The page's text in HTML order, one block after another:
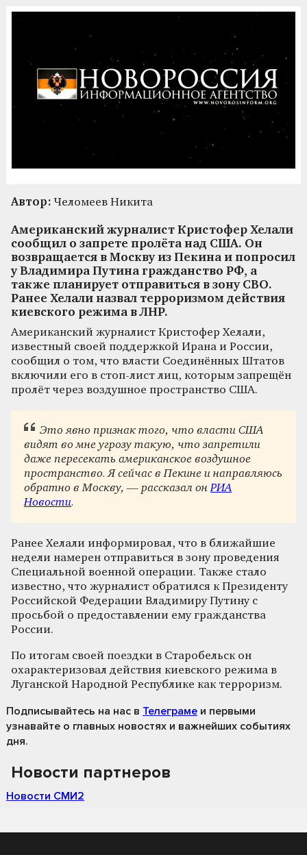
Автор: Челомеев Никита
Американский журналист Кристофер Хелали
сообщил о запрете пролёта над США. Он
возвращается в Москву из Пекина и попросил
у Владимира Путина гражданство РФ, а
также планирует отправиться в зону СВО.
Ранее Хелали назвал терроризмом действия
киевского режима в ЛНР.
Американский журналист Кристофер Хелали,
известный своей поддержкой Ирана и России,
сообщил о том, что власти Соединённых Штатов
включили его в стоп-лист лиц, которым запрещён
пролёт через воздушное пространство США.
Это явно признак того, что власти США
видят во мне угрозу такую, что запретили
даже пересекать американское воздушное
пространство. Я сейчас в Пекине и направляюсь
обратно в Москву, — рассказал онРИА
Новости.
Ранее Хелали информировал, что в ближайшие
недели намерен отправиться в зону проведения
Специальной военной операции. Также стало
известно, что журналист обратился к Президенту
Российской Федерации Владимиру Путину с
просьбой о предоставлении ему гражданства
России.
По итогам своей поездки в Старобельск он
охарактеризовал действия киевского режима в
Луганской Народной Республике как терроризм.
Подписывайтесь на нас в Телеграме и первыми
узнавайте о главных новостях и важнейших событиях
дня.
Новости партнеров
Новости СМИ2